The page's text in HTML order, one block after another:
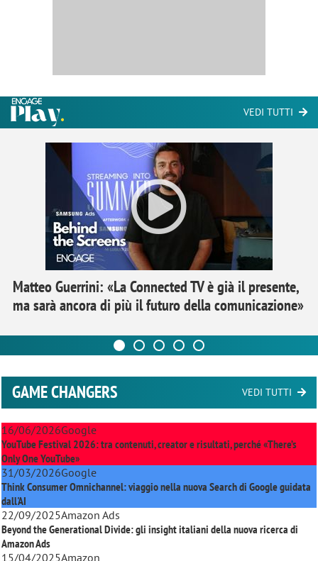
VEDI TUTTI
Matteo Guerrini: «La Connected TV è già il presente,
ma sarà ancora di più il futuro della comunicazione»
GAME CHANGERS VEDI TUTTI
16/06/2026Google
YouTube Festival 2026: tra contenuti, creator e risultati, perché «There’s
Only One YouTube»
31/03/2026Google
Think Consumer Omnichannel: viaggio nella nuova Search di Google guidata
dall'AI
22/09/2025Amazon Ads
Beyond the Generational Divide: gli insight italiani della nuova ricerca di
Amazon Ads
15/04/2025Amazon